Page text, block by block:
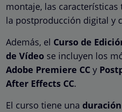
montaje, las características
la postproducción digital y
Además, el Curso de
de Vídeo se incluyen los
Adobe Premiere CC y
After Effects CC.
El curso tiene una